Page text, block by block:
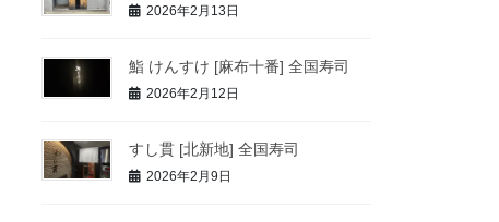
2026年2月13日
鮨 けんすけ [麻布十番] 全国寿司
2026年2月12日
すし貫 [北新地] 全国寿司
2026年2月9日